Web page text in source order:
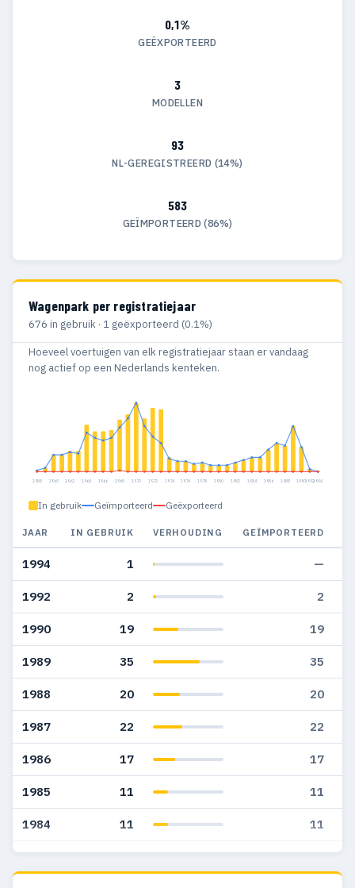
0,1%
GEËXPORTEERD
3
MODELLEN
93
NL-GEREGISTREERD (14%)
583
GEÏMPORTEERD (86%)
Wagenpark per registratiejaar
676 in gebruik · 1 geëxporteerd (0.1%)
Hoeveel voertuigen van elk registratiejaar staan er vandaag
nog actief op een Nederlands kenteken.
1958 1960 1962 1964 1966 1968 1970 1972 1974 1976 1978 1980 1982 1984 1986 1988 199019921994
In gebruik Geïmporteerd Geëxporteerd
JAAR IN GEBRUIK VERHOUDING GEÏMPORTEERD
1994 1 —
1992 2 2
1990 19 19
1989 35 35
1988 20 20
1987 22 22
1986 17 17
1985 11 11
1984 11 11
1983 9 9